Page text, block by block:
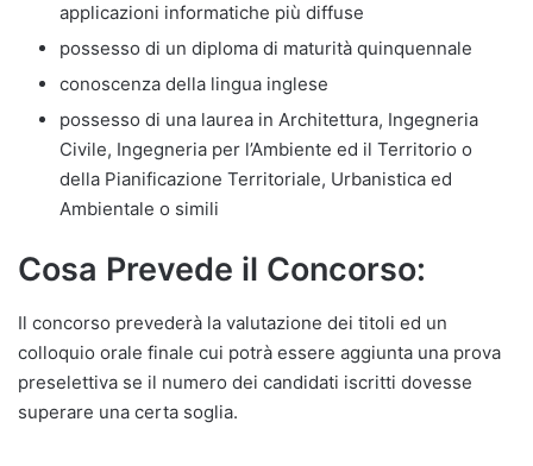
applicazioni informatiche più diffuse
possesso di un diploma di maturità quinquennale
conoscenza della lingua inglese
possesso di una laurea in Architettura, Ingegneria
Civile, Ingegneria per l’Ambiente ed il Territorio o
della Pianificazione Territoriale, Urbanistica ed
Ambientale o simili
Cosa Prevede il Concorso:
Il concorso prevederà la valutazione dei titoli ed un
colloquio orale finale cui potrà essere aggiunta una prova
preselettiva se il numero dei candidati iscritti dovesse
superare una certa soglia.